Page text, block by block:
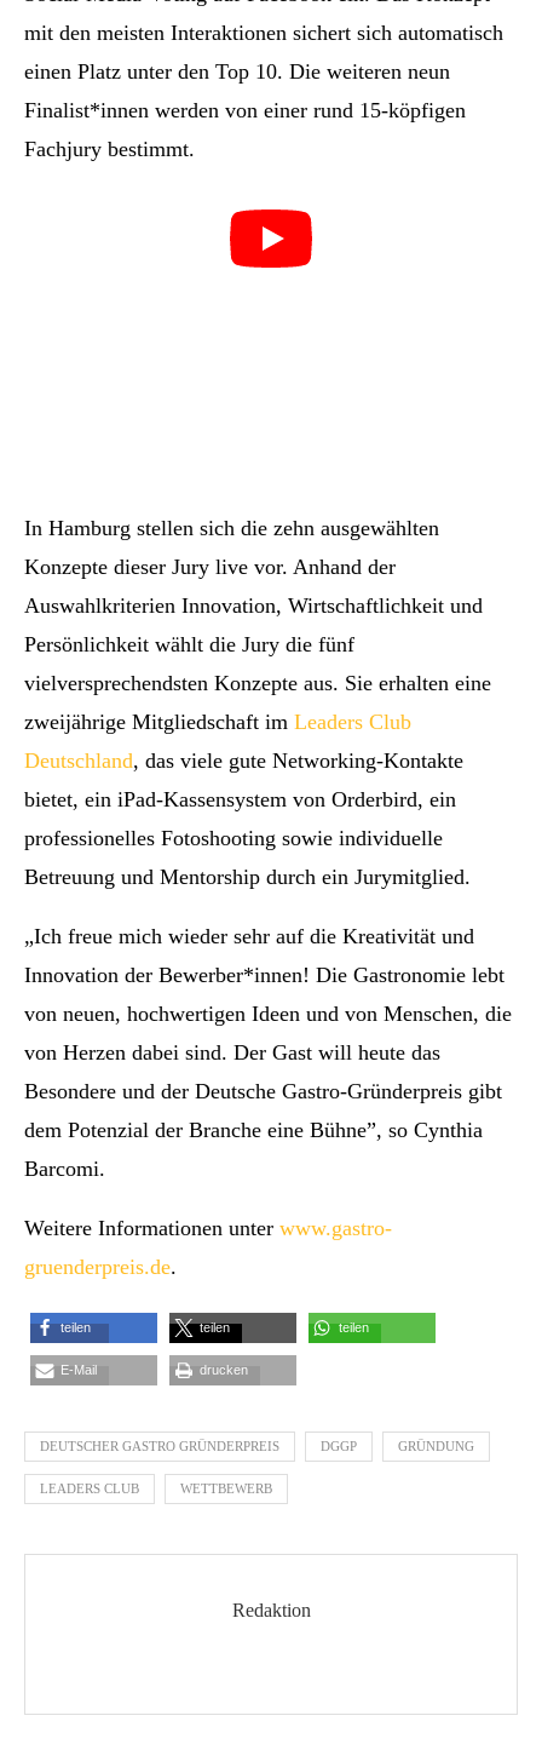
mit den meisten Interaktionen sichert sich automatisch
einen Platz unter den Top 10. Die weiteren neun
Finalist*innen werden von einer rund 15-köpfigen
Fachjury bestimmt.
In Hamburg stellen sich die zehn ausgewählten
Konzepte dieser Jury live vor. Anhand der
Auswahlkriterien Innovation, Wirtschaftlichkeit und
Persönlichkeit wählt die Jury die fünf
vielversprechendsten Konzepte aus. Sie erhalten eine
zweijährige Mitgliedschaft im Leaders Club
Deutschland, das viele gute Networking-Kontakte
bietet, ein iPad-Kassensystem von Orderbird, ein
professionelles Fotoshooting sowie individuelle
Betreuung und Mentorship durch ein Jurymitglied.
„Ich freue mich wieder sehr auf die Kreativität und
Innovation der Bewerber*innen! Die Gastronomie lebt
von neuen, hochwertigen Ideen und von Menschen, die
von Herzen dabei sind. Der Gast will heute das
Besondere und der Deutsche Gastro-Gründerpreis gibt
dem Potenzial der Branche eine Bühne”, so Cynthia
Barcomi.
Weitere Informationen unter www.gastro-
gruenderpreis.de.
teilen teilen teilen
E-Mail drucken
DEUTSCHER GASTRO GRÜNDERPREIS DGGP GRÜNDUNG
LEADERS CLUB WETTBEWERB
Redaktion